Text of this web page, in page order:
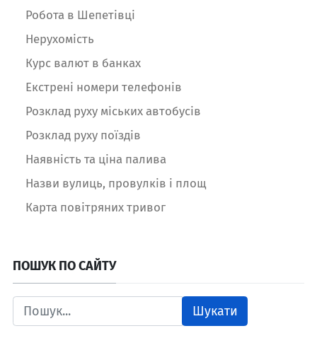
Робота в Шепетівці
Нерухомість
Курс валют в банках
Екстрені номери телефонів
Розклад руху міських автобусів
Розклад руху поїздів
Наявність та ціна палива
Назви вулиць, провулків і площ
Карта повітряних тривог
ПОШУК ПО САЙТУ
Шукати